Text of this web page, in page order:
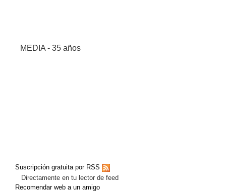
MEDIA - 35 años
Suscripción gratuita por RSS
Directamente en tu lector de feed
Recomendar web a un amigo